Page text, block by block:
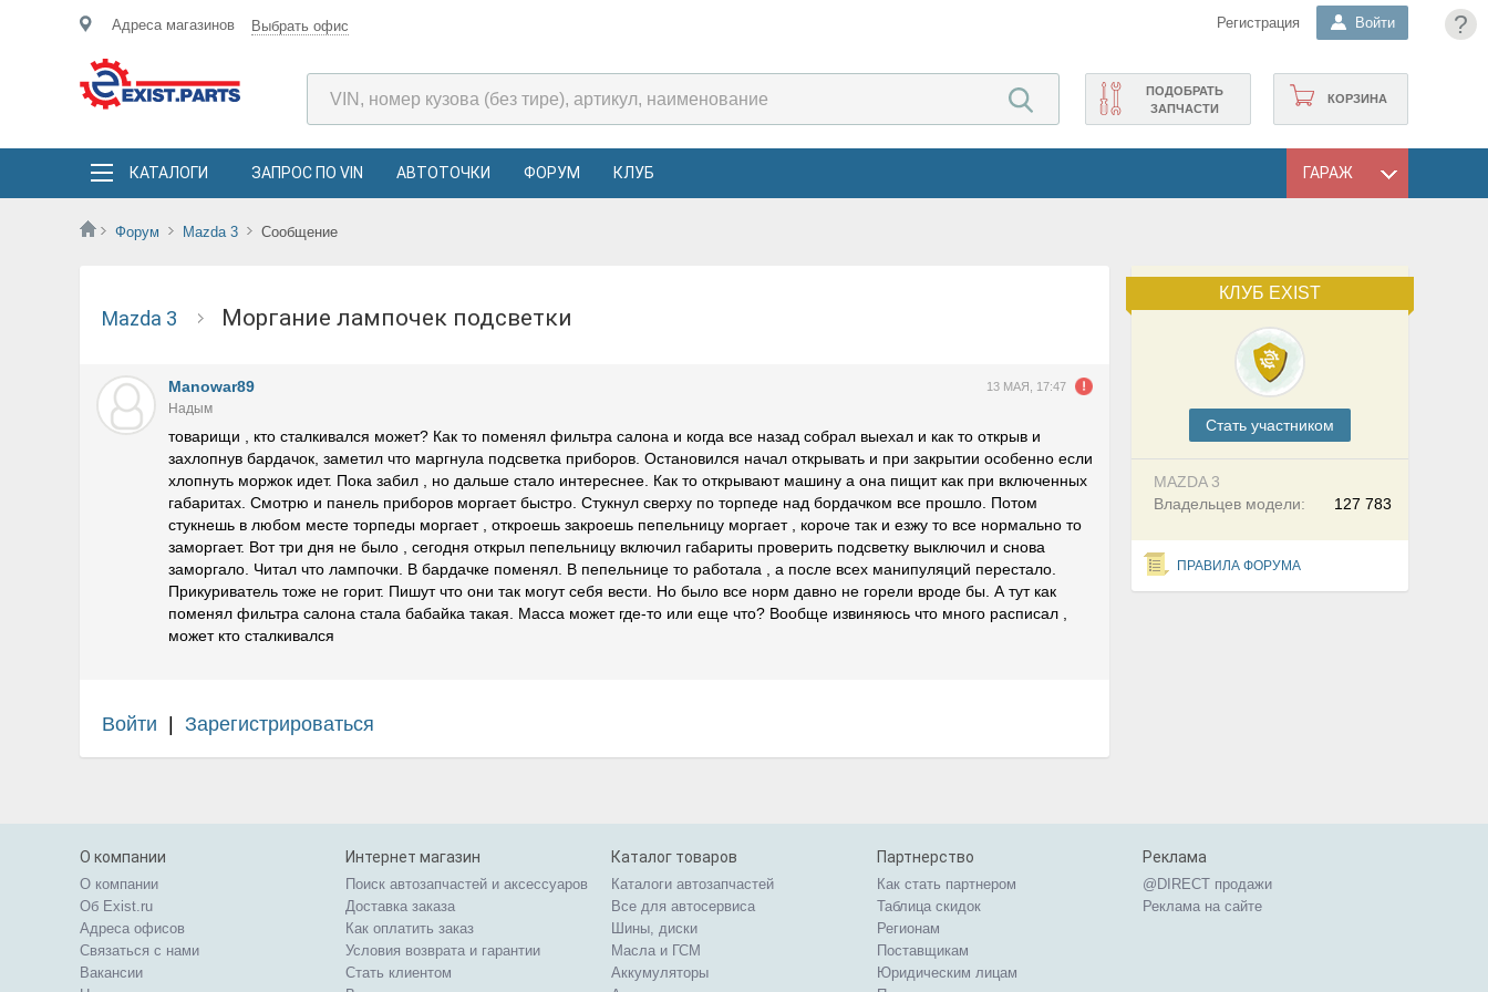
?
Адреса магазинов Выбрать офис Регистрация Войти
КОРЗИНА
ПОДОБРАТЬ
ЗАПЧАСТИ
КАТАЛОГИ ЗАПРОС ПО VIN АВТОТОЧКИ ФОРУМ КЛУБ ГАРАЖ
Форум Mazda 3 Сообщение
КЛУБ EXIST
Cтать участником
MAZDA 3
127 783
Владельцев модели:
ПРАВИЛА ФОРУМА
Mazda 3 Моргание лампочек подсветки
Manowar89 13 МАЯ, 17:47
Надым
товарищи , кто сталкивался может? Как то поменял фильтра салона и когда все назад собрал выехал и как то открыв и
захлопнув бардачок, заметил что маргнула подсветка приборов. Остановился начал открывать и при закрытии особенно если
хлопнуть моржок идет. Пока забил , но дальше стало интереснее. Как то открывают машину а она пищит как при включенных
габаритах. Смотрю и панель приборов моргает быстро. Стукнул сверху по торпеде над бордачком все прошло. Потом
стукнешь в любом месте торпеды моргает , откроешь закроешь пепельницу моргает , короче так и езжу то все нормально то
заморгает. Вот три дня не было , сегодня открыл пепельницу включил габариты проверить подсветку выключил и снова
заморгало. Читал что лампочки. В бардачке поменял. В пепельнице то работала , а после всех манипуляций перестало.
Прикуриватель тоже не горит. Пишут что они так могут себя вести. Но было все норм давно не горели вроде бы. А тут как
поменял фильтра салона стала бабайка такая. Масса может где-то или еще что? Вообще извиняюсь что много расписал ,
может кто сталкивался
Войти Зарегистрироваться
О компании
О компании
Об Exist.ru
Адреса офисов
Связаться с нами
Вакансии
Интернет магазин
Поиск автозапчастей и аксессуаров
Доставка заказа
Как оплатить заказ
Условия возврата и гарантии
Стать клиентом
Каталог товаров
Каталоги автозапчастей
Все для автосервиса
Шины, диски
Масла и ГСМ
Аккумуляторы
Партнерство
Как стать партнером
Таблица скидок
Регионам
Поставщикам
Юридическим лицам
Реклама
@DIRECT продажи
Реклама на сайте